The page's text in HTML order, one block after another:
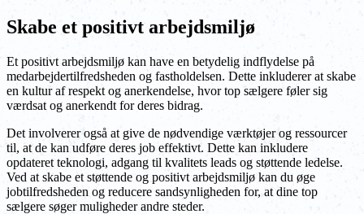
Skabe et positivt arbejdsmiljø
Et positivt arbejdsmiljø kan have en betydelig indflydelse på
medarbejdertilfredsheden og fastholdelsen. Dette inkluderer at skabe
en kultur af respekt og anerkendelse, hvor top sælgere føler sig
værdsat og anerkendt for deres bidrag.
Det involverer også at give de nødvendige værktøjer og ressourcer
til, at de kan udføre deres job effektivt. Dette kan inkludere
opdateret teknologi, adgang til kvalitets leads og støttende ledelse.
Ved at skabe et støttende og positivt arbejdsmiljø kan du øge
jobtilfredsheden og reducere sandsynligheden for, at dine top
sælgere søger muligheder andre steder.